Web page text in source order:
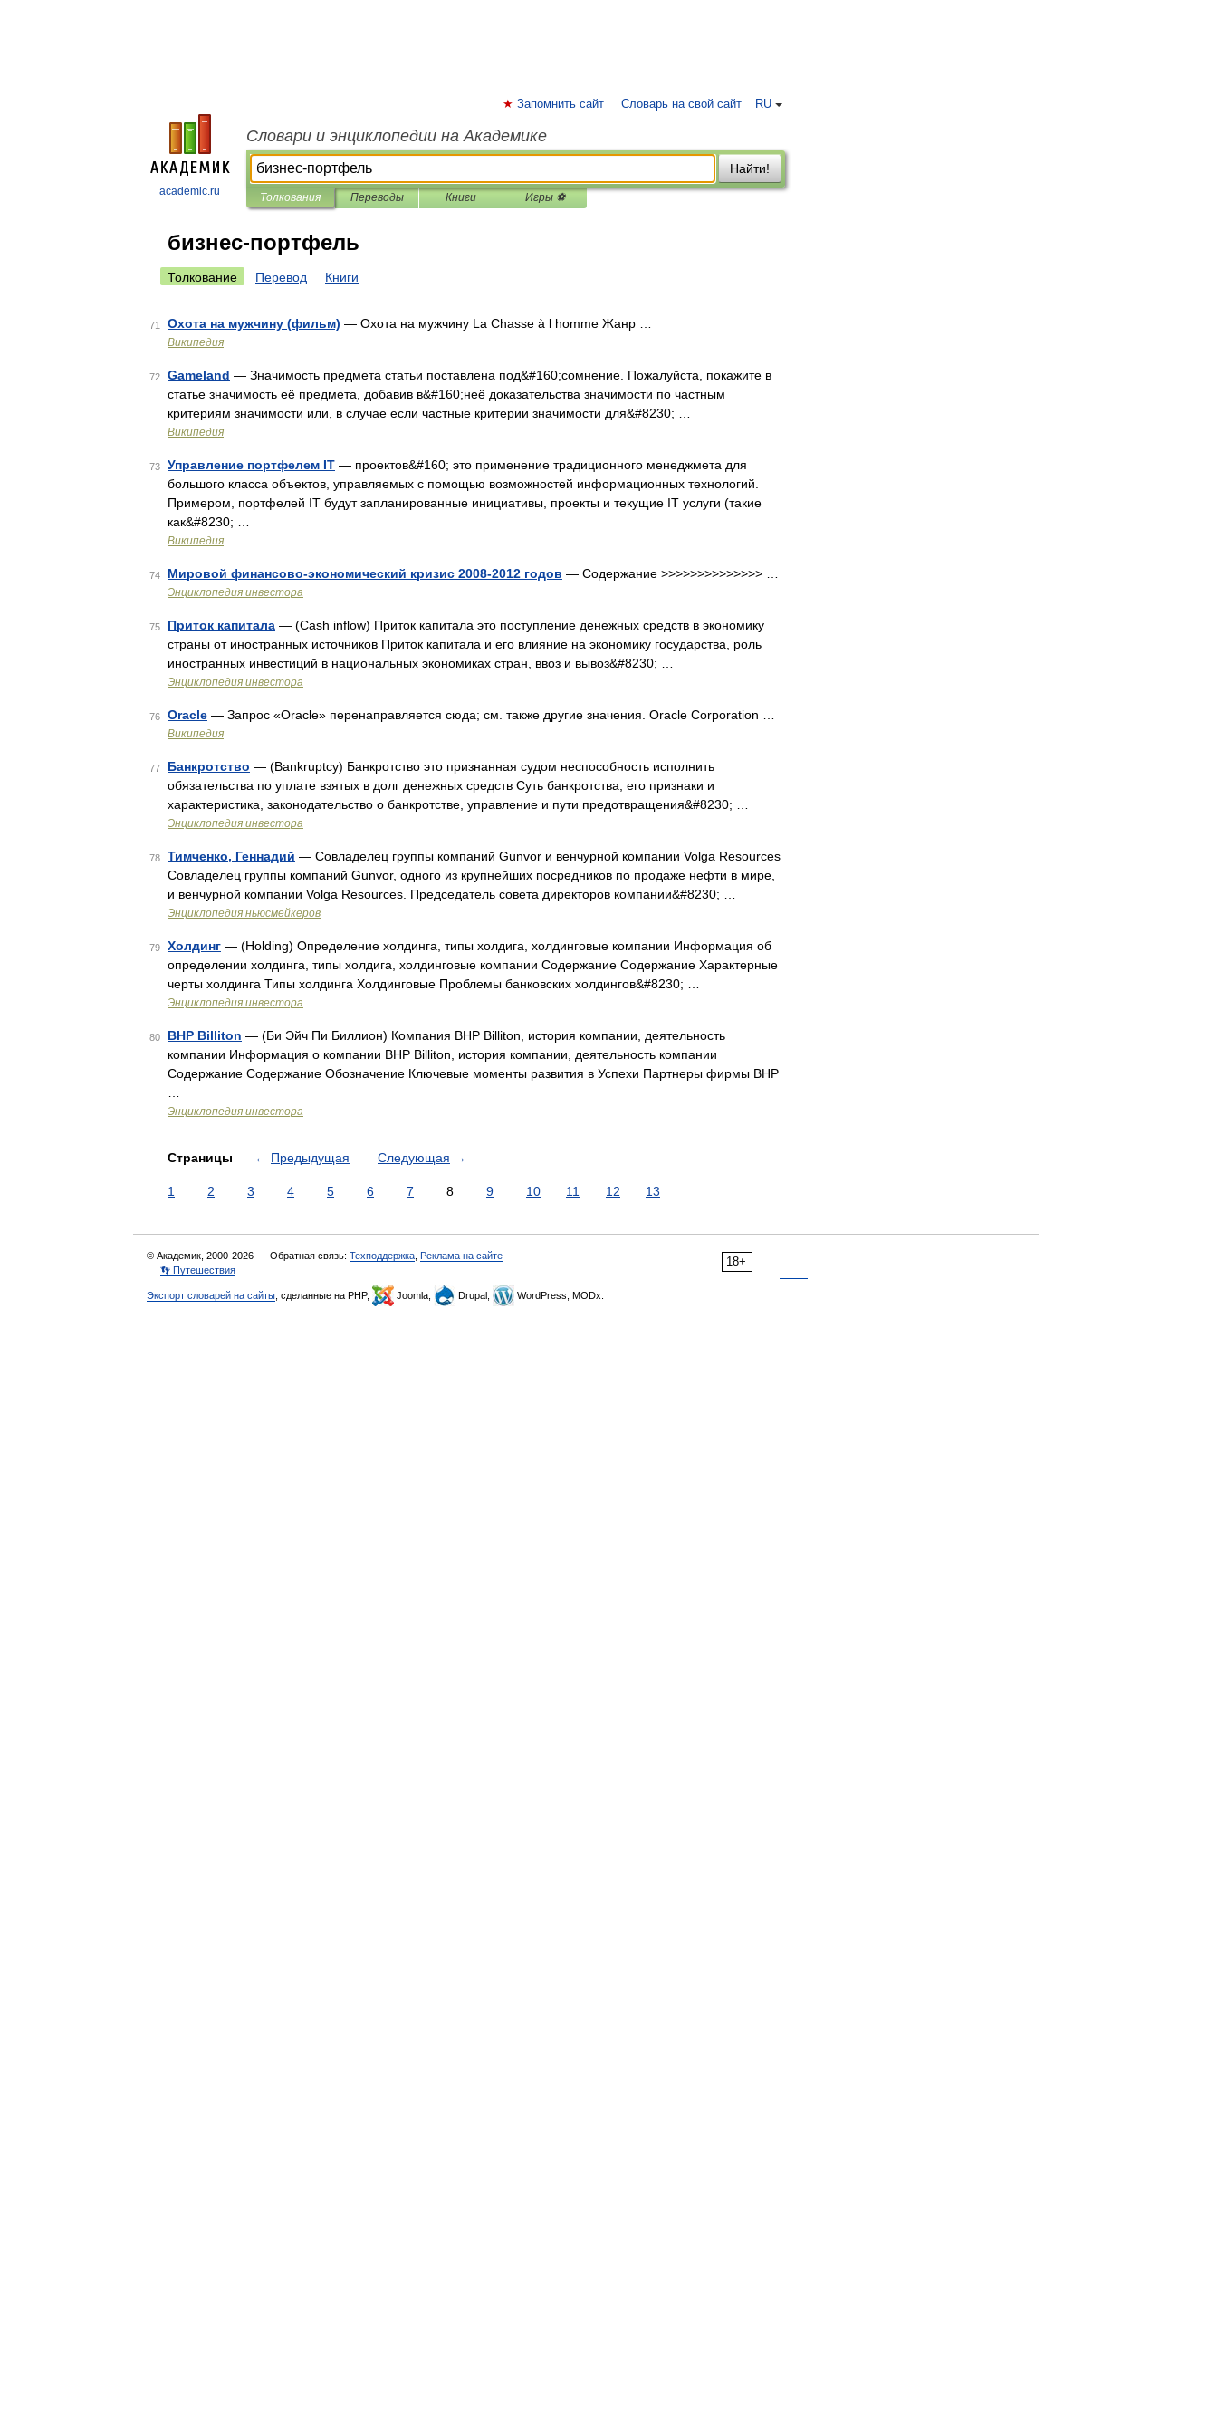
academic.ru
RU
Запомнить сайт Словарь на свой сайт
Словари и энциклопедии на Академике
Найти!
Толкования Переводы Книги Игры ⚽
бизнес-портфель
Толкование Перевод Книги
71 Охота на мужчину (фильм) — Охота на мужчину La Chasse à l homme Жанр …
Википедия
72 Gameland — Значимость предмета статьи поставлена под&#160;сомнение. Пожалуйста, покажите в
статье значимость её предмета, добавив в&#160;неё доказательства значимости по частным
критериям значимости или, в случае если частные критерии значимости для&#8230; …
Википедия
73 Управление портфелем IT — проектов&#160; это применение традиционного менеджмета для
большого класса объектов, управляемых с помощью возможностей информационных технологий.
Примером, портфелей IT будут запланированные инициативы, проекты и текущие IT услуги (такие
как&#8230; …
Википедия
74 Мировой финансово-экономический кризис 2008-2012 годов — Содержание >>>>>>>>>>>>>> …
Энциклопедия инвестора
75 Приток капитала — (Cash inflow) Приток капитала это поступление денежных средств в экономику
страны от иностранных источников Приток капитала и его влияние на экономику государства, роль
иностранных инвестиций в национальных экономиках стран, ввоз и вывоз&#8230; …
Энциклопедия инвестора
76 Oracle — Запрос «Oracle» перенаправляется сюда; см. также другие значения. Oracle Corporation …
Википедия
77 Банкротство — (Bankruptcy) Банкротство это признанная судом неспособность исполнить
обязательства по уплате взятых в долг денежных средств Суть банкротства, его признаки и
характеристика, законодательство о банкротстве, управление и пути предотвращения&#8230; …
Энциклопедия инвестора
78 Тимченко, Геннадий — Совладелец группы компаний Gunvor и венчурной компании Volga Resources
Совладелец группы компаний Gunvor, одного из крупнейших посредников по продаже нефти в мире,
и венчурной компании Volga Resources. Председатель совета директоров компании&#8230; …
Энциклопедия ньюсмейкеров
79 Холдинг — (Holding) Определение холдинга, типы холдига, холдинговые компании Информация об
определении холдинга, типы холдига, холдинговые компании Содержание Содержание Характерные
черты холдинга Типы холдинга Холдинговые Проблемы банковских холдингов&#8230; …
Энциклопедия инвестора
80 BHP Billiton — (Би Эйч Пи Биллион) Компания BHP Billiton, история компании, деятельность
компании Информация о компании BHP Billiton, история компании, деятельность компании
Содержание Содержание Обозначение Ключевые моменты развития в Успехи Партнеры фирмы BHP
Энциклопедия инвестора
Страницы ← Предыдущая Следующая →
1 2 3 4 5 6 7 8 9 10 11 12 13
18+
© Академик, 2000-2026 Обратная связь: Техподдержка Реклама на сайте
👣 Путешествия
Экспорт словарей на сайты , сделанные на PHP, Joomla, Drupal, WordPress, MODx.